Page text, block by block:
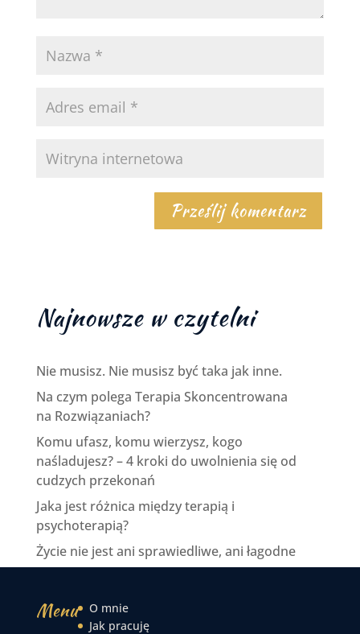
Najnowsze w czytelni
Nie musisz. Nie musisz być taka jak inne.
Na czym polega Terapia Skoncentrowana
na Rozwiązaniach?
Komu ufasz, komu wierzysz, kogo
naśladujesz? – 4 kroki do uwolnienia się od
cudzych przekonań
Jaka jest różnica między terapią i
psychoterapią?
Życie nie jest ani sprawiedliwe, ani łagodne
Menu
O mnie
Jak pracuję